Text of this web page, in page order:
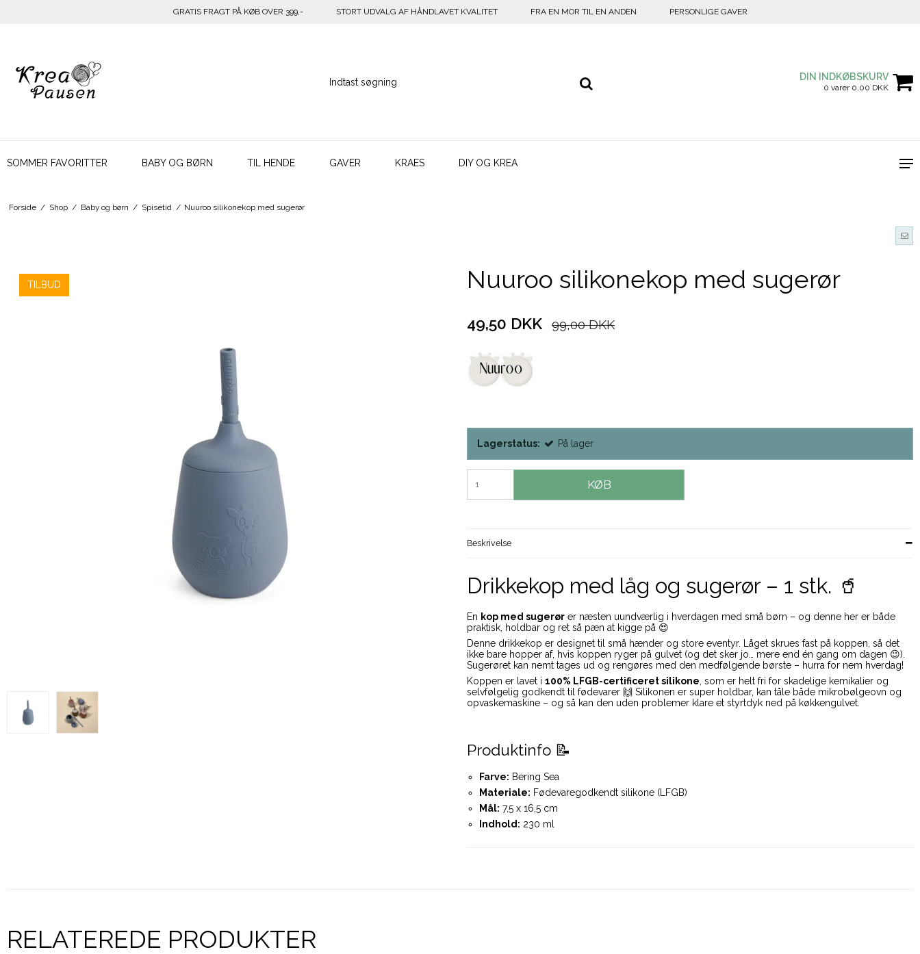
GRATIS FRAGT PÅ KØB OVER 399,- STORT UDVALG AF HÅNDLAVET KVALITET FRA EN MOR TIL EN ANDEN PERSONLIGE GAVER
DIN INDKØBSKURV
0 varer 0,00 DKK
SOMMER FAVORITTER BABY OG BØRN TIL HENDE GAVER KRAES DIY OG KREA
Forside / Shop / Baby og børn / Spisetid / Nuuroo silikonekop med sugerør
TILBUD Nuuroo silikonekop med sugerør
49,50 DKK 99,00 DKK
Lagerstatus: På lager
KØB
Beskrivelse
Drikkekop med låg og sugerør – 1 stk. 🥤
En kop med sugerør er næsten uundværlig i hverdagen med små børn – og denne her er både
praktisk, holdbar og ret så pæn at kigge på 😍
Denne drikkekop er designet til små hænder og store eventyr. Låget skrues fast på koppen, så det
ikke bare hopper af, hvis koppen ryger på gulvet (og det sker jo… mere end én gang om dagen 😉).
Sugerøret kan nemt tages ud og rengøres med den medfølgende børste – hurra for nem hverdag!
Koppen er lavet i 100% LFGB-certificeret silikone , som er helt fri for skadelige kemikalier og
selvfølgelig godkendt til fødevarer 🙌 Silikonen er super holdbar, kan tåle både mikrobølgeovn og
opvaskemaskine – og så kan den uden problemer klare et styrtdyk ned på køkkengulvet.
Produktinfo 📝
Farve: Bering Sea
Materiale: Fødevaregodkendt silikone (LFGB)
Mål: 7,5 x 16,5 cm
Indhold: 230 ml
RELATEREDE PRODUKTER